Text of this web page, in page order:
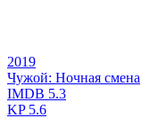
2019
Чужой: Ночная смена
IMDB 5.3
KP5.6